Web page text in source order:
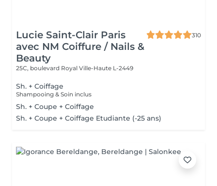
Lucie Saint-Clair Paris
avec NM Coiffure / Nails &
Beauty
310
25C, boulevard Royal Ville-Haute L-2449
Sh. + Coiffage
Shampooing & Soin inclus
Sh. + Coupe + Coiffage
Sh. + Coupe + Coiffage Etudiante (-25 ans)